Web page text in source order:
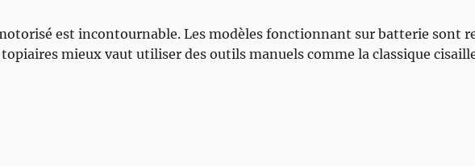
est incontournable. Les modèles fonctionnant sur batterie sont
mieux vaut utiliser des outils manuels comme la classique